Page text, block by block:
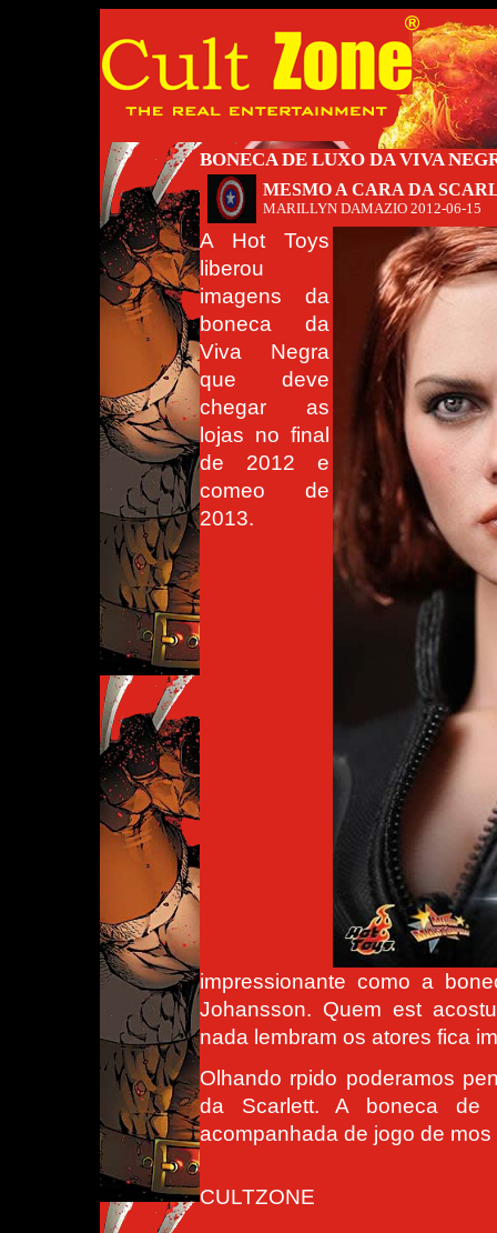
BONECA DE LUXO DA VIVA
MESMO A CARA DA
MARILLYN DAMAZIO 2012-06-15
A Hot Toys
liberou
imagens da
boneca da
Viva Negra
que deve
chegar as
lojas no final
de 2012 e
comeo de
2013.
impressionante como a
Johansson. Quem est
nada lembram os atores fica
Olhando rpido poderamos
da Scarlett. A boneca
acompanhada de jogo de
CULTZONE